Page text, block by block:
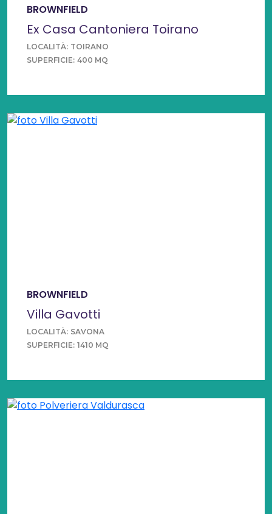
BROWNFIELD
Ex Casa Cantoniera Toirano
LOCALITÀ: TOIRANO
SUPERFICIE: 400 MQ
BROWNFIELD
Villa Gavotti
LOCALITÀ: SAVONA
SUPERFICIE: 1410 MQ